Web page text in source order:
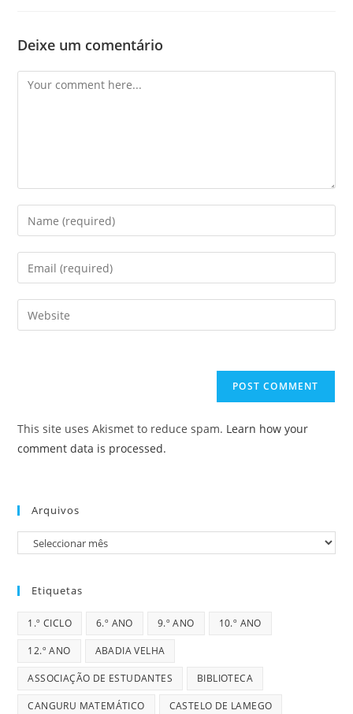
Deixe um comentário
Comment
Enter
your
name
comment
Enter
your
email
address
Enter
your
This site uses Akismet to reduce spam. Learn how your
comment data is processed.
Arquivos
Arquivos
Etiquetas
1.º CICLO 6.º ANO 9.º ANO 10.º ANO
12.º ANO ABADIA VELHA
ASSOCIAÇÃO DE ESTUDANTES BIBLIOTECA
CANGURU MATEMÁTICO CASTELO DE LAMEGO